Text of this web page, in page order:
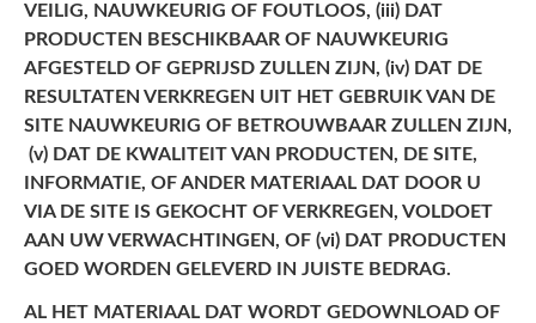
VEILIG, NAUWKEURIG OF FOUTLOOS, (iii) DAT
PRODUCTEN BESCHIKBAAR OF NAUWKEURIG
AFGESTELD OF GEPRIJSD ZULLEN ZIJN, (iv) DAT DE
RESULTATEN VERKREGEN UIT HET GEBRUIK VAN DE
SITE NAUWKEURIG OF BETROUWBAAR ZULLEN ZIJN,
(v) DAT DE KWALITEIT VAN PRODUCTEN, DE SITE,
INFORMATIE, OF ANDER MATERIAAL DAT DOOR U
VIA DE SITE IS GEKOCHT OF VERKREGEN, VOLDOET
AAN UW VERWACHTINGEN, OF (vi) DAT PRODUCTEN
GOED WORDEN GELEVERD IN JUISTE BEDRAG.
AL HET MATERIAAL DAT WORDT GEDOWNLOAD OF